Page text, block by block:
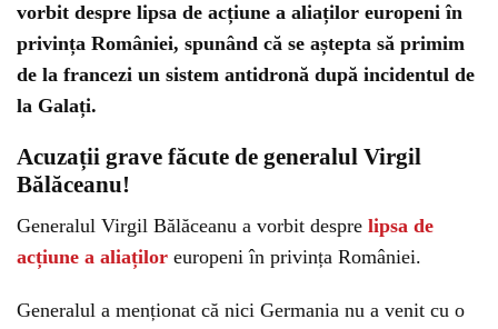
vorbit despre lipsa de acțiune a aliaților europeni în
privința României, spunând că se aștepta să primim
de la francezi un sistem antidronă după incidentul de
la Galați.
Acuzații grave făcute de generalul Virgil
Bălăceanu!
Generalul Virgil Bălăceanu a vorbit despre lipsa de
acțiune a aliaților europeni în privința României.
Generalul a menționat că nici Germania nu a venit cu o